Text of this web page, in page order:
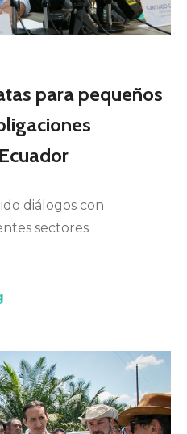
para pequeños
diálogos con
sectores